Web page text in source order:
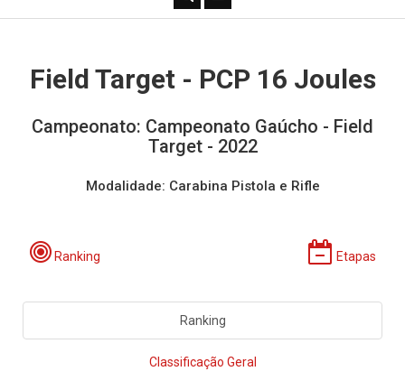
Field Target - PCP 16 Joules
Campeonato: Campeonato Gaúcho - Field
Target - 2022
Modalidade: Carabina Pistola e Rifle
Ranking Etapas
Ranking
Classificação Geral